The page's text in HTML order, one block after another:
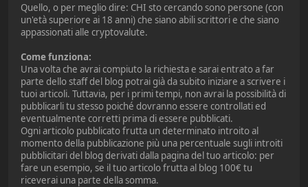
Quello, o per meglio dire: CHI sto cercando sono persone (con
un'età superiore ai 18 anni) che siano abili scrittori e che siano
appassionati alle cryptovalute.
Come funziona:
Una volta che avrai compiuto la richiesta e sarai entrato a far
parte dello staff del blog potrai già da subito iniziare a scrivere i
tuoi articoli. Tuttavia, per i primi tempi, non avrai la possibilità di
pubblicarli tu stesso poiché dovranno essere controllati ed
eventualmente corretti prima di essere pubblicati.
Ogni articolo pubblicato frutta un determinato introito al
momento della pubblicazione più una percentuale sugli introiti
pubblicitari del blog derivati dalla pagina del tuo articolo: per
fare un esempio, se il tuo articolo frutta al blog 100€ tu
riceverai una parte della somma.